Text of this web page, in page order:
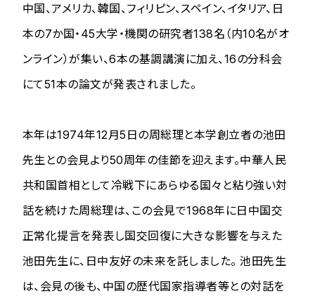
中国、アメリカ、韓国、フィリピン、スペイン、イタリア、日
本の7か国・45大学・機関の研究者138名（内10名がオ
ンライン）が集い、6本の基調講演に加え、16の分科会
にて51本の論文が発表されました。
本年は1974年12月5日の周総理と本学創立者の池田
先生との会見より50周年の佳節を迎えます。中華人民
共和国首相として冷戦下にあらゆる国々と粘り強い対
話を続けた周総理は、この会見で1968年に日中国交
正常化提言を発表し国交回復に大きな影響を与えた
池田先生に、日中友好の未来を託しました。 池田先生
は、会見の後も、中国の歴代国家指導者等との対話を